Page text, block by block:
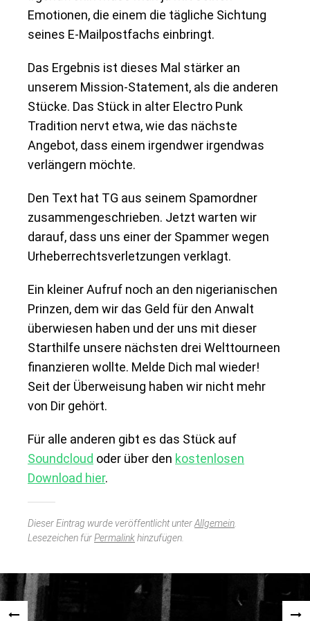
Emotionen, die einem die tägliche Sichtung
seines E-Mailpostfachs einbringt.
Das Ergebnis ist dieses Mal stärker an
unserem Mission-Statement, als die anderen
Stücke. Das Stück in alter Electro Punk
Tradition nervt etwa, wie das nächste
Angebot, dass einem irgendwer irgendwas
verlängern möchte.
Den Text hat TG aus seinem Spamordner
zusammengeschrieben. Jetzt warten wir
darauf, dass uns einer der Spammer wegen
Urheberrechtsverletzungen verklagt.
Ein kleiner Aufruf noch an den nigerianischen
Prinzen, dem wir das Geld für den Anwalt
überwiesen haben und der uns mit dieser
Starthilfe unsere nächsten drei Welttourneen
finanzieren wollte. Melde Dich mal wieder!
Seit der Überweisung haben wir nicht mehr
von Dir gehört.
Für alle anderen gibt es das Stück auf
Soundcloud oder über den kostenlosen
Download hier.
Dieser Eintrag wurde veröffentlicht unterAllgemein
Lesezeichen fürPermalinkhinzufügen.
Beitragsnavigation